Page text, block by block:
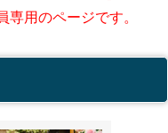
専用のページです。